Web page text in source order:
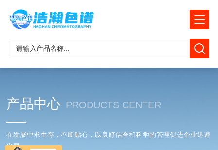
产品中心 PRODUCTS CENTER
在发展中求生存，不断贴心，以良好信誉和科学的管理促进企业迅速
发展